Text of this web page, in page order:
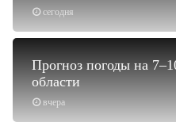
сегодня
вчера
Прогноз погоды на
области